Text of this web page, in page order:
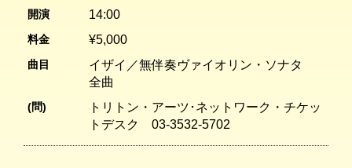
開演 14:00
料金 ¥5,000
曲目
イザイ／無伴奏ヴァイオリン・ソナタ
全曲
(問)
トリトン・アーツ･ネットワーク・チケッ
トデスク 03-3532-5702